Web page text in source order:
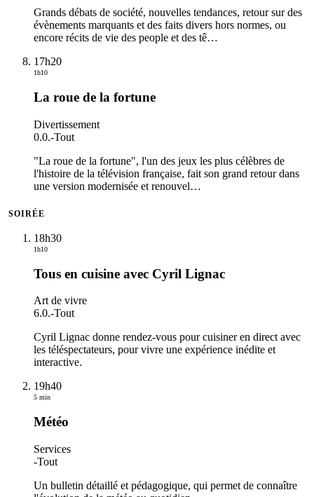
Grands débats de société, nouvelles tendances, retour sur des
évènements marquants et des faits divers hors normes, ou
encore récits de vie des people et des tê…
17h20
1h10
La roue de la fortune
Divertissement
0.0.-Tout
"La roue de la fortune", l'un des jeux les plus célèbres de
l'histoire de la télévision française, fait son grand retour dans
une version modernisée et renouvel…
SOIRÉE
18h30
1h10
Tous en cuisine avec Cyril Lignac
Art de vivre
6.0.-Tout
Cyril Lignac donne rendez-vous pour cuisiner en direct avec
les téléspectateurs, pour vivre une expérience inédite et
interactive.
19h40
5 min
Météo
Services
-Tout
Un bulletin détaillé et pédagogique, qui permet de connaître